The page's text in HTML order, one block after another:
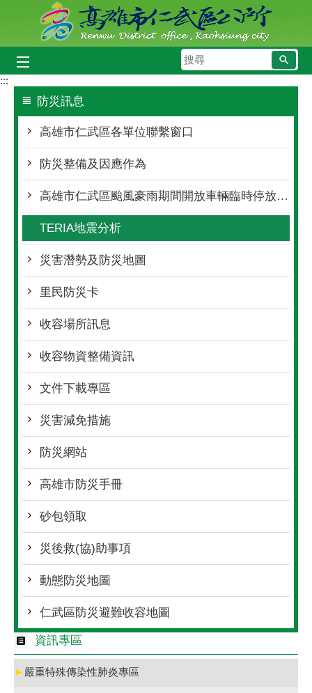
跳到主要內容區塊
搜
尋
:::
防災訊息
高雄市仁武區各單位聯繫窗口
防災整備及因應作為
高雄市仁武區颱風豪雨期間開放車輛臨時停放處所
TERIA地震分析
災害潛勢及防災地圖
里民防災卡
收容場所訊息
收容物資整備資訊
文件下載專區
災害減免措施
防災網站
高雄市防災手冊
砂包領取
災後救(協)助事項
動態防災地圖
仁武區防災避難收容地圖
資訊專區
► 嚴重特殊傳染性肺炎專區